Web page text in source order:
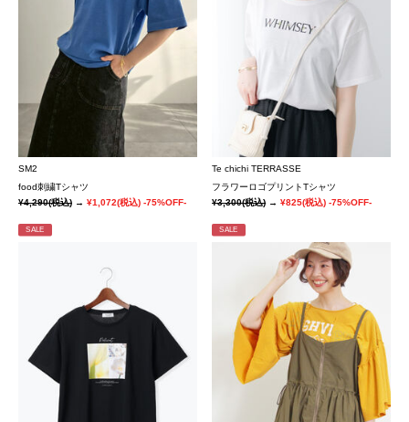
SM2
food刺繍Tシャツ
¥4,290(税込) → ¥1,072(税込) -75%OFF-
Te chichi TERRASSE
フラワーロゴプリントTシャツ
¥3,300(税込)→¥825(税込) -75%OFF-
SALE SALE